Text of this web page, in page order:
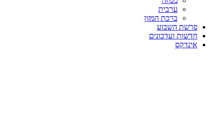
ערבית
ברכת המזון
פרשת השבוע
חדשות ועדכונים
אינדקס